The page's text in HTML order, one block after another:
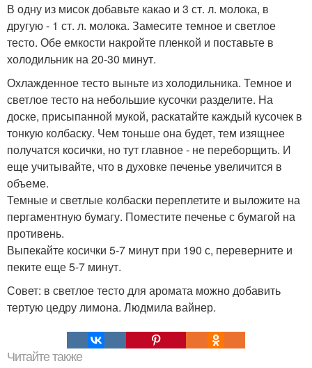
В одну из мисок добавьте какао и 3 ст. л. молока, в
другую - 1 ст. л. молока. Замесите темное и светлое
тесто. Обе емкости накройте пленкой и поставьте в
холодильник на 20-30 минут.
Охлажденное тесто выньте из холодильника. Темное и
светлое тесто на небольшие кусочки разделите. На
доске, присыпанной мукой, раскатайте каждый кусочек в
тонкую колбаску. Чем тоньше она будет, тем изящнее
получатся косички, но тут главное - не переборщить. И
еще учитывайте, что в духовке печенье увеличится в
объеме.
Темные и светлые колбаски переплетите и выложите на
пергаментную бумагу. Поместите печенье с бумагой на
противень.
Выпекайте косички 5-7 минут при 190 с, переверните и
пеките еще 5-7 минут.
Совет: в светлое тесто для аромата можно добавить
тертую цедру лимона. Людмила вайнер.
Читайте также